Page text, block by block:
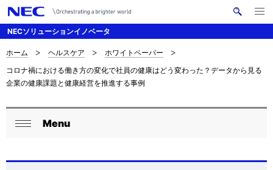
NECソリューションイノベータ
検
メ
ニ
く
ナ
ビ
サ
イ
内
ホーム ヘルスケア
ホワイトペーパー
コロナ禍における働き方の変化で社員の健康はどう変わった？データから見る
企業の健康課題と健康経営を推進する事例
ロ
Menu